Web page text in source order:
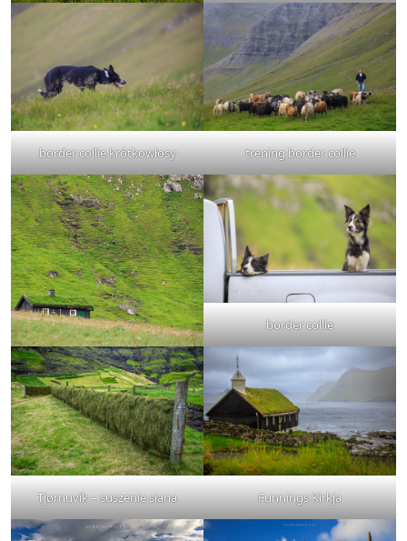
border collie krótkowłosy trening border collie
border collie
Tjørnuvík – suszenie siana Funnings Kirkja